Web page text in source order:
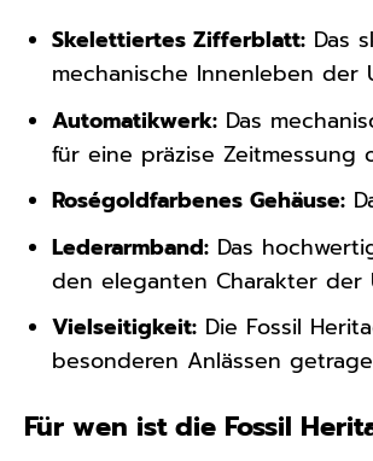
Skelettiertes Zifferblatt: Das
mechanische Innenleben
Automatikwerk: Das
für eine präzise Zeitmessung
Roségoldfarbenes Gehäuse:
Lederarmband: Das
den eleganten Charakter der
Vielseitigkeit: Die Fossil
besonderen Anlässen
Für wen ist die Fossil